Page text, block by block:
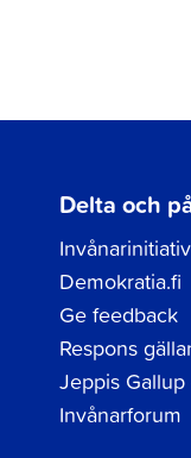
Delta och
Invånarinitiativ
Demokratia.fi
Ge feedback
Respons
Jeppis
Invånarforum